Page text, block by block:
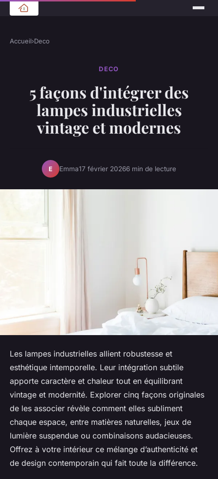
Accueil›Deco
DECO
5 façons d'intégrer des
lampes industrielles
vintage et modernes
E Emma17 février 20266 min de lecture
Les lampes industrielles allient robustesse et
esthétique intemporelle. Leur intégration subtile
apporte caractère et chaleur tout en équilibrant
vintage et modernité. Explorer cinq façons originales
de les associer révèle comment elles subliment
chaque espace, entre matières naturelles, jeux de
lumière suspendue ou combinaisons audacieuses.
Offrez à votre intérieur ce mélange d’authenticité et
de design contemporain qui fait toute la différence.